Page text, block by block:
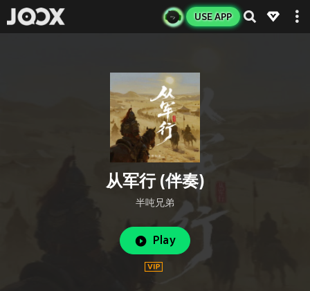
USE APP
从军行 (伴奏)
半吨兄弟
Play